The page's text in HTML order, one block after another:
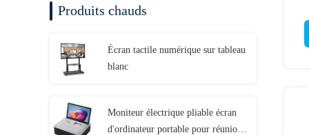
Produits chauds
Écran tactile numérique sur tableau
blanc
Moniteur électrique pliable écran
d'ordinateur portable pour réunions